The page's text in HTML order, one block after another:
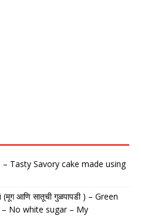
– Tasty Savory cake made using
आणि सातूची गुळपापडी ) – Green
No white sugar – My